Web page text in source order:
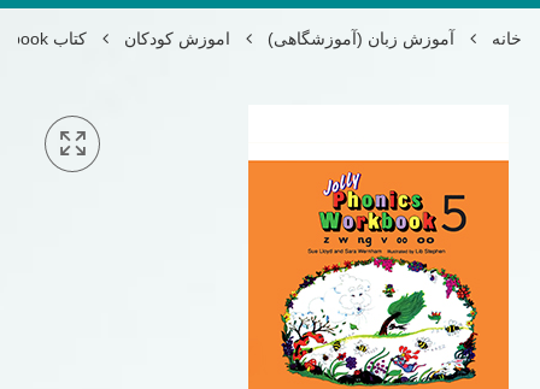
خانه آموزش زبان (آموزشگاهی) اموزش کودکان کتاب jolly phonics 5 workbook